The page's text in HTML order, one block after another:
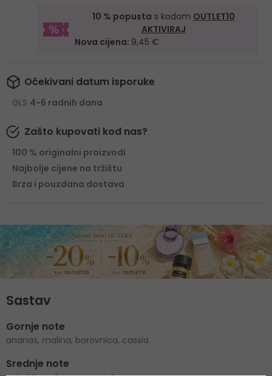
10 % popusta s kodom OUTLET10
AKTIVIRAJ
Nova cijena: 9,45 €
Očekivani datum isporuke
GLS 4-6 radnih dana
Zašto kupovati kod nas?
100 % originalni proizvodi
Najbolje cijene na tržištu
Brza i pouzdana dostava
Sastav
Gornje note
ananas, malina, borovnica, cassia
Srednje note